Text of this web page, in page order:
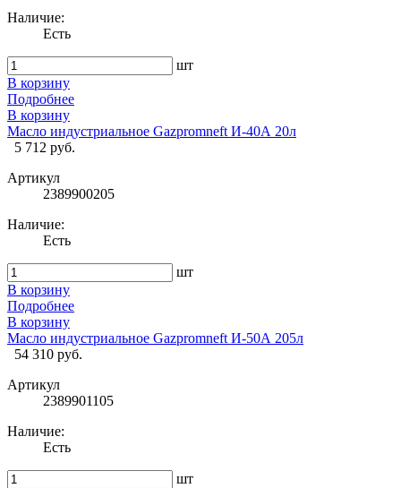
Наличие:
Есть
шт
В корзину
Подробнее
В корзину
Масло индустриальное Gazpromneft И-40А 20л
5 712 руб.
Артикул
2389900205
Наличие:
Есть
шт
В корзину
Подробнее
В корзину
Масло индустриальное Gazpromneft И-50А 205л
54 310 руб.
Артикул
2389901105
Наличие:
Есть
шт